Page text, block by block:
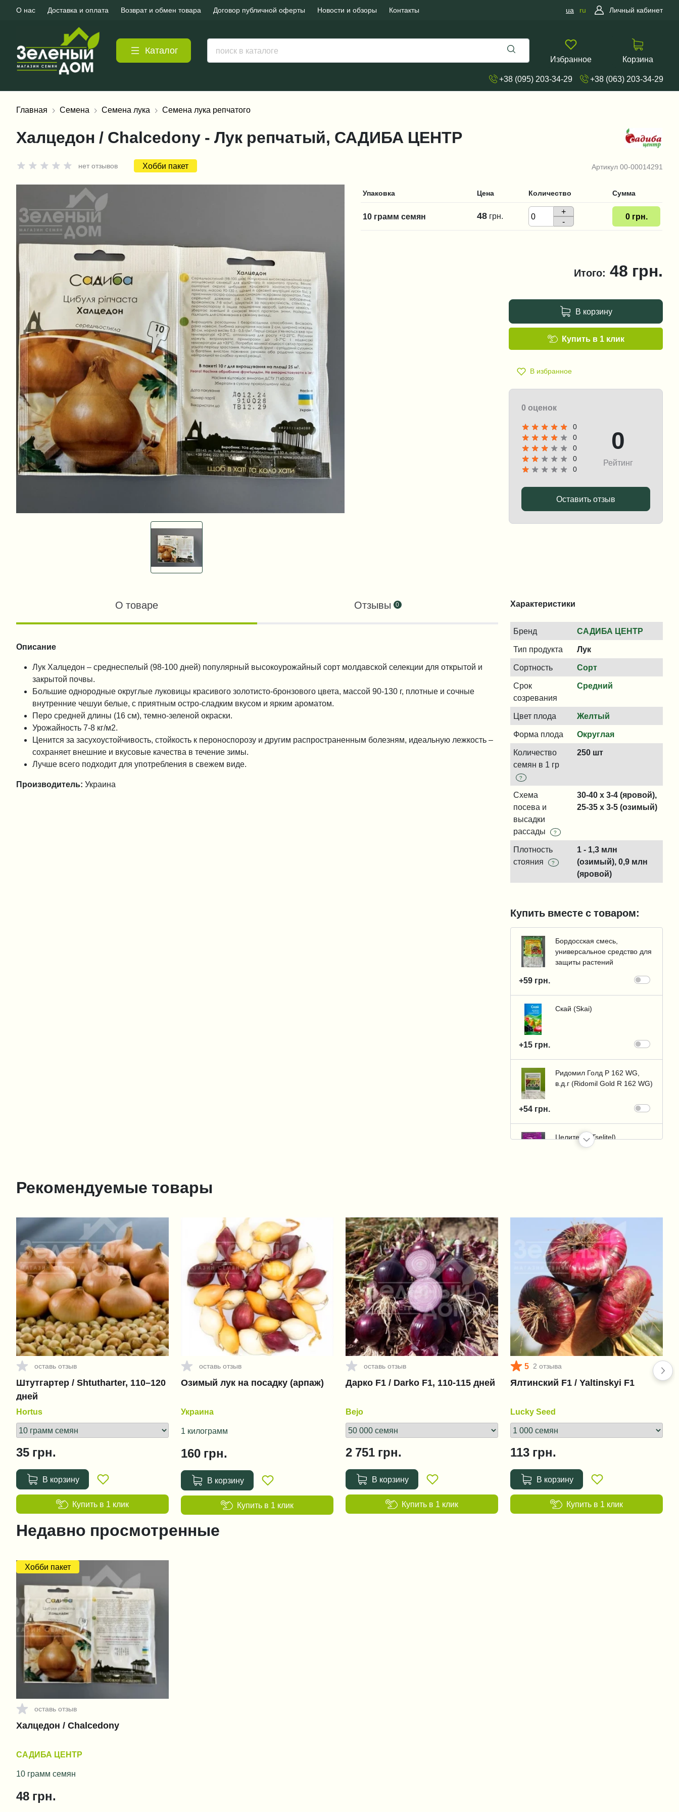
О нас Доставка и оплата Возврат и обмен товара Договор публичной оферты Новости и обзоры Контакты ua ru Личный кабинет
Каталог
Избранное Корзина
+38 (095) 203-34-29 +38 (063) 203-34-29
Главная Семена Семена лука Семена лука репчатого
Артикул 00-00014291
Халцедон / Chalcedony - Лук репчатый, САДИБА ЦЕНТР
нет отзывов Хобби пакет
Упаковка Цена Количество Сумма
10 грамм семян 48 грн.
+
-
0 грн.
Итого: 48 грн.
В корзину
В избранное
Купить в 1 клик
0 оценок
0
0
0
0
0
0
Рейтинг
Оставить отзыв
Характеристики
Бренд САДИБА ЦЕНТР
Тип продукта Лук
Сортность Сорт
Срок
созревания
Средний
Цвет плода Желтый
Форма плода Округлая
Количество
семян в 1 гр
?
250 шт
Схема
посева и
высадки
рассады
?
30-40 x 3-4 (яровой),
25-35 x 3-5 (озимый)
Плотность
стояния
?
1 - 1,3 млн
(озимый), 0,9 млн
(яровой)
Купить вместе с товаром:
Бордосская смесь,
универсальное средство для
защиты растений
+59 грн.
Скай (Skai)
+15 грн.
Ридомил Голд Р 162 WG,
в.д.г (Ridomil Gold R 162 WG)
+54 грн.
Целитель (Tselitel)
О товаре Отзывы 0
Описание
Лук Халцедон – среднеспелый (98-100 дней) популярный высокоурожайный сорт молдавской селекции для открытой и
закрытой почвы.
Большие однородные округлые луковицы красивого золотисто-бронзового цвета, массой 90-130 г, плотные и сочные
внутренние чешуи белые, с приятным остро-сладким вкусом и ярким ароматом.
Перо средней длины (16 см), темно-зеленой окраски.
Урожайность 7-8 кг/м2.
Ценится за засухоустойчивость, стойкость к пероноспорозу и другим распространенным болезням, идеальную лежкость –
сохраняет внешние и вкусовые качества в течение зимы.
Лучше всего подходит для употребления в свежем виде.
Производитель: Украина
Рекомендуемые товары
оставь отзыв
Штутгартер / Shtutharter, 110–120
дней
Hortus
35 грн.
В корзину
Купить в 1 клик
оставь отзыв
Озимый лук на посадку (арпаж)
Украина
1 килограмм
160 грн.
В корзину
Купить в 1 клик
оставь отзыв
Дарко F1 / Darko F1, 110-115 дней
Bejo
2 751 грн.
В корзину
Купить в 1 клик
5 2 отзыва
Ялтинский F1 / Yaltinskyi F1
Lucky Seed
113 грн.
В корзину
Купить в 1 клик
Недавно просмотренные
Хобби пакет
оставь отзыв
Халцедон / Chalcedony
САДИБА ЦЕНТР
10 грамм семян
48 грн.